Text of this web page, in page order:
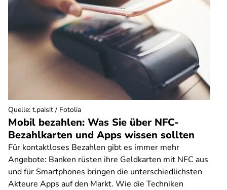
Mobil bezahlen: Was Sie über NFC-
Bezahlkarten und Apps wissen sollten
Für kontaktloses Bezahlen gibt es immer mehr
Angebote: Banken rüsten ihre Geldkarten mit NFC aus
und für Smartphones bringen die unterschiedlichsten
Akteure Apps auf den Markt. Wie die Techniken
Quelle: t.paisit / Fotolia